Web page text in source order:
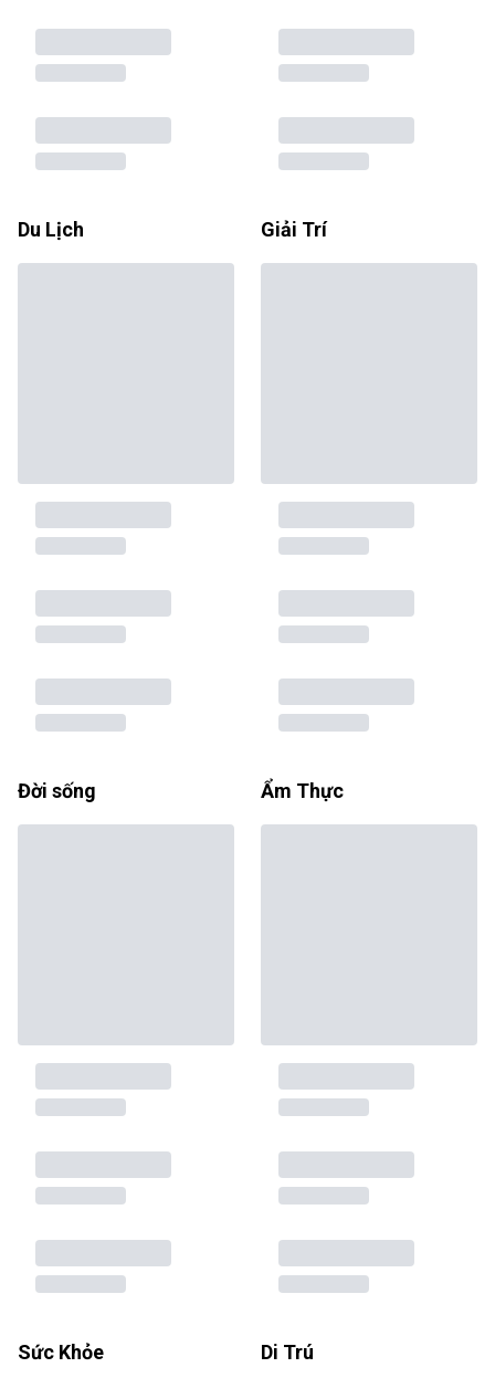
Du Lịch Giải Trí
Đời sống Ẩm Thực
Sức Khỏe Di Trú